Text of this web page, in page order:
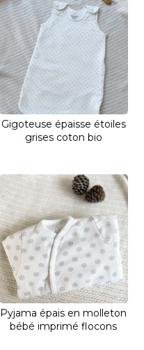
Gigoteuse épaisse étoiles
grises coton bio
Pyjama épais en molleton
bébé imprimé flocons